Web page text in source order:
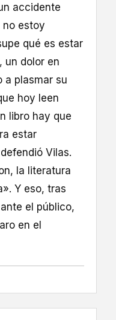
accidente
no estoy
qué es estar
un dolor en
a plasmar su
hoy leen
libro hay que
estar
Vilas.
la literatura
Y eso, tras
el público,
en el